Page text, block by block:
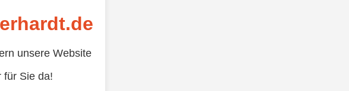
unsere Website
für Sie da!